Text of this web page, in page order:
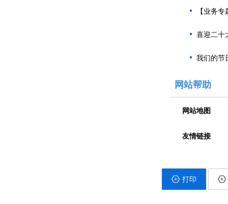
【业务
喜迎二十
我们的节
网站帮助
网站地图
友情链接
打印